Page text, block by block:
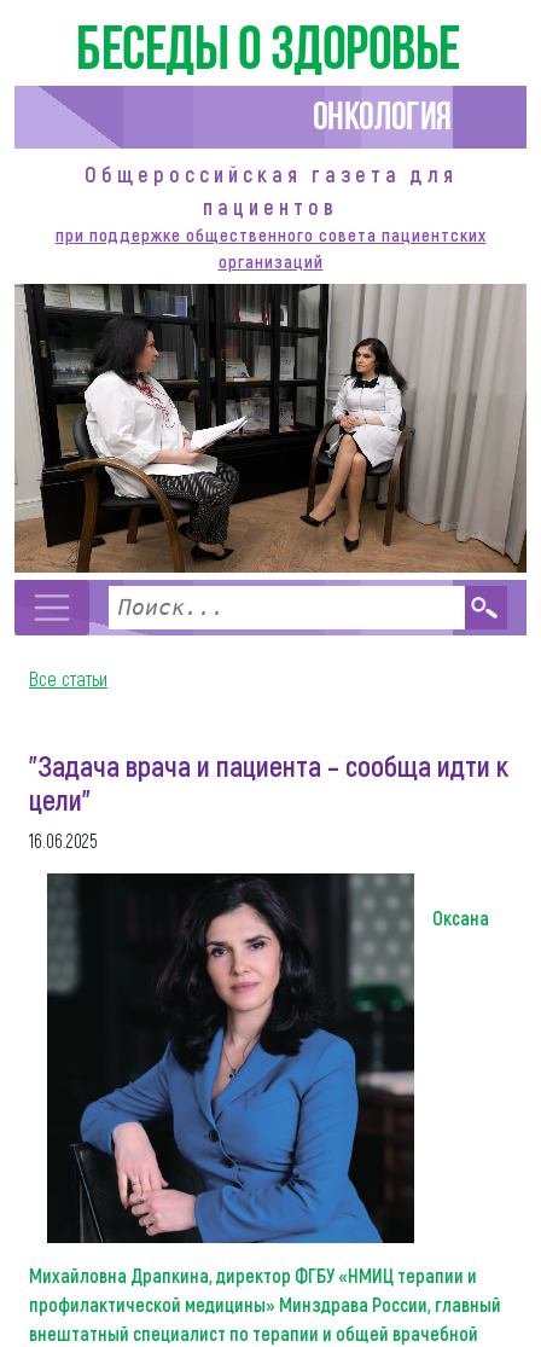
Беседы о здоровье
Онкология
Общероссийская газета для
пациентов
при поддержке общественного совета пациентских
организаций
Все статьи
"Задача врача и пациента – сообща идти к
цели"
16.06.2025
Оксана
Михайловна Драпкина, директор ФГБУ «НМИЦ терапии и
профилактической медицины» Минздрава России, главный
внештатный специалист по терапии и общей врачебной